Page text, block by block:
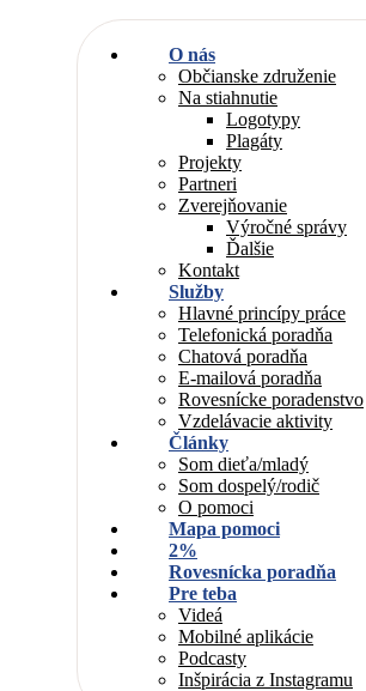
O nás
Občianske združenie
Na stiahnutie
Logotypy
Plagáty
Projekty
Partneri
Zverejňovanie
Výročné správy
Ďalšie
Kontakt
Služby
Hlavné princípy práce
Telefonická poradňa
Chatová poradňa
E-mailová poradňa
Rovesnícke poradenstvo
Vzdelávacie aktivity
Články
Som dieťa/mladý
Som dospelý/rodič
O pomoci
Mapa pomoci
2%
Rovesnícka poradňa
Pre teba
Videá
Mobilné aplikácie
Podcasty
Inšpirácia z Instagramu